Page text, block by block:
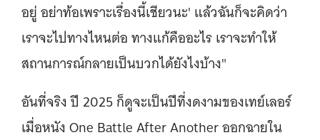
อยู่ อย่าท้อเพราะเรื่องนี้เชียวนะ' แล้วฉันก็จะคิดว่า
เราจะไปทางไหนต่อ ทางแก้คืออะไร เราจะทำให้
สถานการณ์กลายเป็นบวกได้ยังไงบ้าง"
อันที่จริง ปี 2025 ก็ดูจะเป็นปีที่งดงามของเทย์เลอร์
เมื่อหนัง One Battle After Another ออกฉายใน